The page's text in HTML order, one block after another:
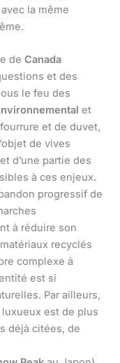
la même
de Canada
et des
le feu des
et
et de duvet,
de vives
d’une partie des
à ces enjeux.
progressif de
à réduire son
recyclés
complexe à
est si
Par ailleurs,
est de plus
déjà citées, de